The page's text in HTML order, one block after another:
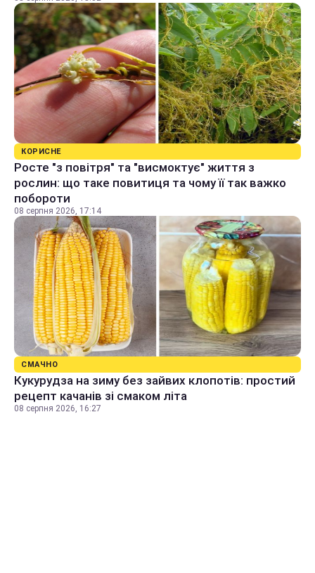
КОРИСНЕ
Росте "з повітря" та "висмоктує" життя з
рослин: що таке повитиця та чому її так важко
побороти
08 серпня 2026, 17:14
СМАЧНО
Кукурудза на зиму без зайвих клопотів: простий
рецепт качанів зі смаком літа
08 серпня 2026, 16:27